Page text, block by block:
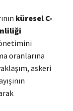
küresel C-
oranlarına
askeri